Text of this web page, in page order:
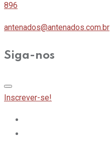
896
antenados@antenados.com.br
Siga-nos
Inscrever-se!